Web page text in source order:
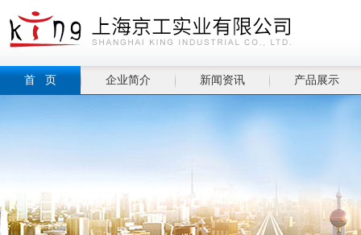
首 页 企业简介 新闻资讯 产品展示